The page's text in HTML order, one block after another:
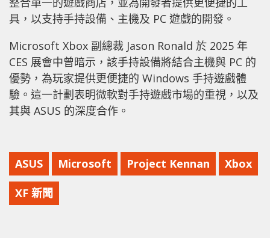
具，以支持手持設備、主機及 PC 遊戲的開發。
Microsoft Xbox 副總裁 Jason Ronald 於 2025 年
CES 展會中曾暗示，該手持設備將結合主機與 PC 的
優勢，為玩家提供更便捷的 Windows 手持遊戲體
驗。這一計劃表明微軟對手持遊戲市場的重視，以及
其與 ASUS 的深度合作。
ASUS Microsoft Project Kennan Xbox
XF 新聞